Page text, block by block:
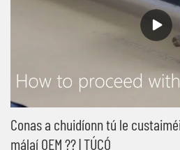
Conas a chuidíonn tú le
málaí OEM ?? | TÚCÓ